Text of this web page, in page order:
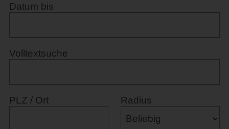
Datum bis
Volltextsuche
PLZ / Ort Radius